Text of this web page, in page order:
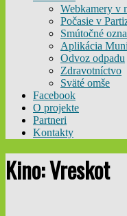
Webkamery v
Počasie v
Smútočné
Aplikácia
Odvoz odpadu
Zdravotníctvo
Sväté omše
Facebook
O projekte
Partneri
Kontakty
Kino: Vreskot